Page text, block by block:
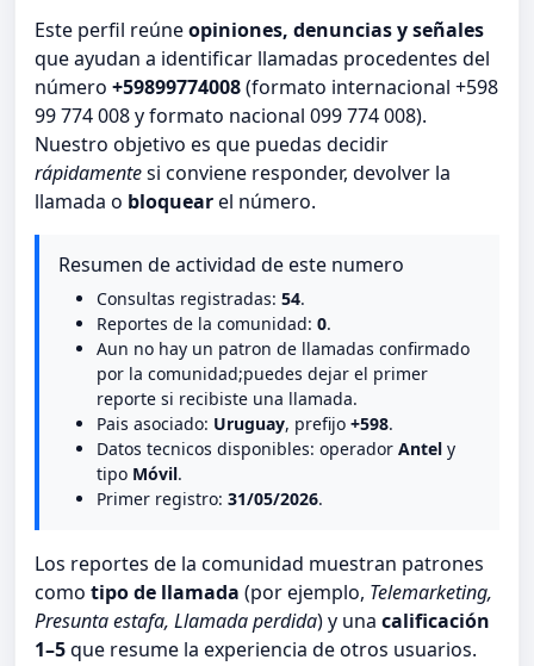
Este perfil reúneopiniones, denuncias y señales
que ayudan a identificar llamadas procedentes del
número +59899774008(formato internacional +598
99 774 008 y formato nacional 099 774 008).
Nuestro objetivo es que puedas decidir
rápidamentesi conviene responder, devolver la
llamada o bloquearel número.
Resumen de actividad de este numero
Consultas registradas: 54.
Reportes de la comunidad: 0.
Aun no hay un patron de llamadas confirmado
por la comunidad;puedes dejar el primer
reporte si recibiste una llamada.
Pais asociado: Uruguay, prefijo +598.
Datos tecnicos disponibles: operador Antel y
tipo Móvil.
Primer registro: 31/05/2026.
Los reportes de la comunidad muestran patrones
como tipo de llamada (por ejemplo, Telemarketing,
Presunta estafa, Llamada perdida) y una calificación
1–5que resume la experiencia de otros usuarios.